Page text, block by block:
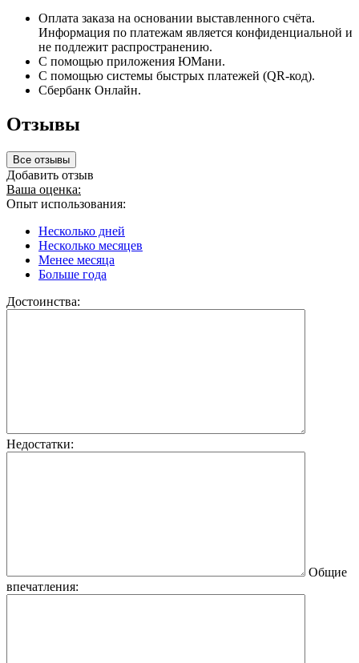
Оплата заказа на основании выставленного счёта.
Информация по платежам является конфиденциальной и
не подлежит распространению.
С помощью приложения ЮМани.
С помощью системы быстрых платежей (QR-код).
Сбербанк Онлайн.
Отзывы
Все отзывы
Добавить отзыв
Ваша оценка:
Опыт использования:
Несколько дней
Несколько месяцев
Менее месяца
Больше года
Достоинства:
Недостатки:
Общие
впечатления: